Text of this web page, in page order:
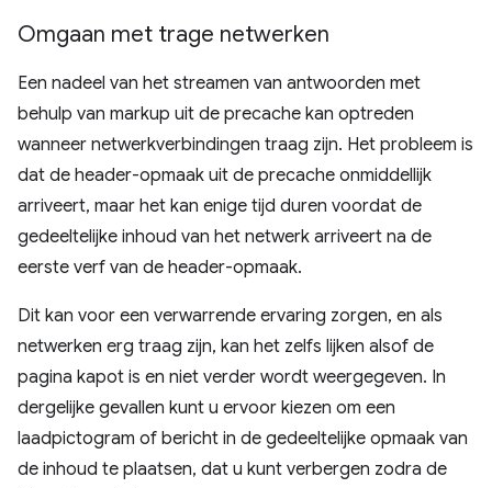
Omgaan met trage netwerken
Een nadeel van het streamen van antwoorden met
behulp van markup uit de precache kan optreden
wanneer netwerkverbindingen traag zijn. Het probleem is
dat de header-opmaak uit de precache onmiddellijk
arriveert, maar het kan enige tijd duren voordat de
gedeeltelijke inhoud van het netwerk arriveert na de
eerste verf van de header-opmaak.
Dit kan voor een verwarrende ervaring zorgen, en als
netwerken erg traag zijn, kan het zelfs lijken alsof de
pagina kapot is en niet verder wordt weergegeven. In
dergelijke gevallen kunt u ervoor kiezen om een ​​
laadpictogram of bericht in de gedeeltelijke opmaak van
de inhoud te plaatsen, dat u kunt verbergen zodra de